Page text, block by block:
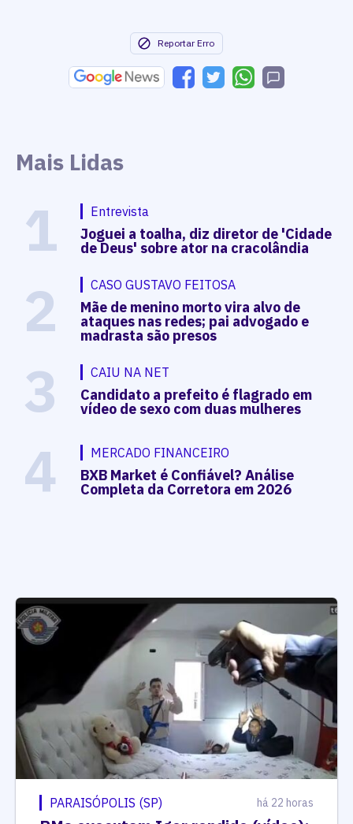
Reportar Erro
Mais Lidas
1 Entrevista
Joguei a toalha, diz diretor de 'Cidade
de Deus' sobre ator na cracolândia
2 CASO GUSTAVO FEITOSA
Mãe de menino morto vira alvo de
ataques nas redes; pai advogado e
madrasta são presos
3 CAIU NA NET
Candidato a prefeito é flagrado em
vídeo de sexo com duas mulheres
4 MERCADO FINANCEIRO
BXB Market é Confiável? Análise
Completa da Corretora em 2026
PARAISÓPOLIS (SP) há 22 horas